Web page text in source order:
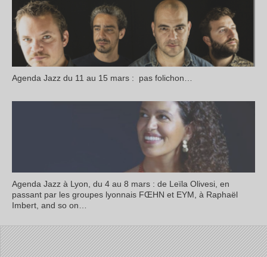
Agenda Jazz du 11 au 15 mars : pas folichon…
Agenda Jazz à Lyon, du 4 au 8 mars : de Leïla Olivesi, en
passant par les groupes lyonnais FŒHN et EYM, à Raphaël
Imbert, and so on…